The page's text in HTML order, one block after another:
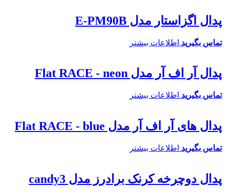
پدال اگزاستار مدل E-PM90B
تماس بگیرید اطلاعات بیشتر
پدال آر اف آر مدل Flat RACE - neon
تماس بگیرید اطلاعات بیشتر
پدال های آر اف آر مدل Flat RACE - blue
تماس بگیرید اطلاعات بیشتر
پدال دوچرخه کرنک برادرز مدل candy3